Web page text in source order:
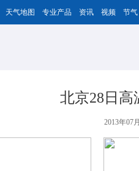
天气地图 专业产品 资讯 视频 节气
北京28日
2013年07